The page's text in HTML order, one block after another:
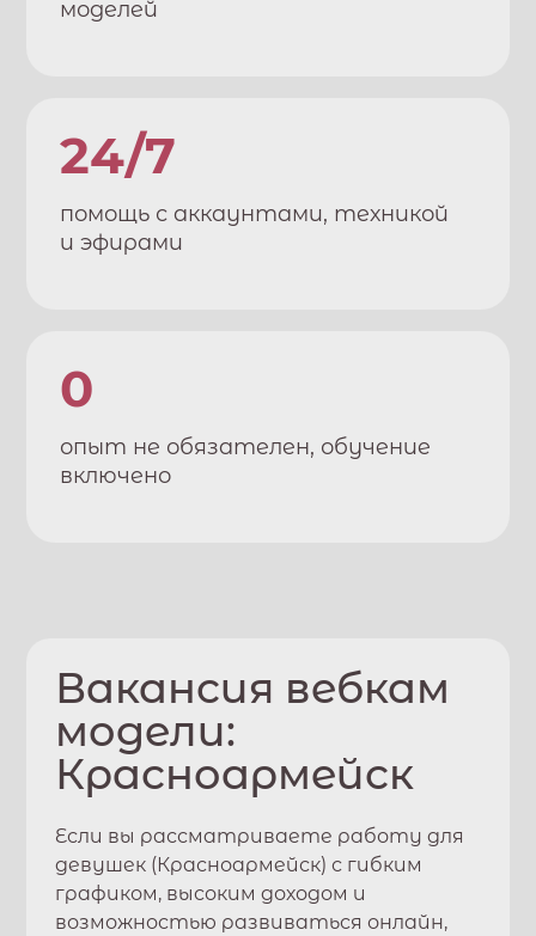
моделей
24/7
помощь с аккаунтами, техникой
и эфирами
0
опыт не обязателен, обучение
включено
Вакансия вебкам
модели:
Красноармейск
Если вы рассматриваете работу для
девушек (Красноармейск) с гибким
графиком, высоким доходом и
возможностью развиваться онлайн,